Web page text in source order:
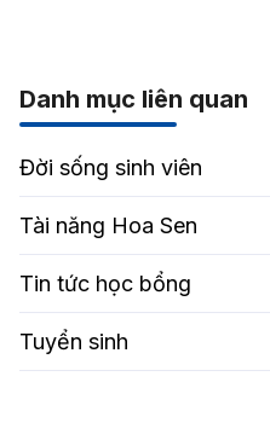
Danh mục liên quan
Đời sống sinh viên
Tài năng Hoa Sen
Tin tức học bổng
Tuyển sinh